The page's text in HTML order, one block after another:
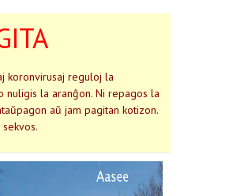
koronvirusaj reguloj la
nuligis la aranĝon. Ni repagos la
aŭ jam pagitan kotizon.